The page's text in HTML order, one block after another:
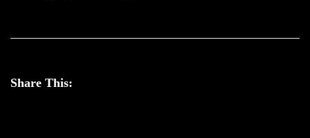
Share This: